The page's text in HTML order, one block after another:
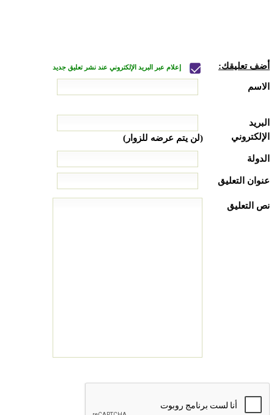
أضف تعليقك: إعلام عبر البريد الإلكتروني عند نشر تعليق جديد
الاسم
البريد
الإلكتروني
(لن يتم عرضه للزوار)
الدولة
عنوان التعليق
نص التعليق